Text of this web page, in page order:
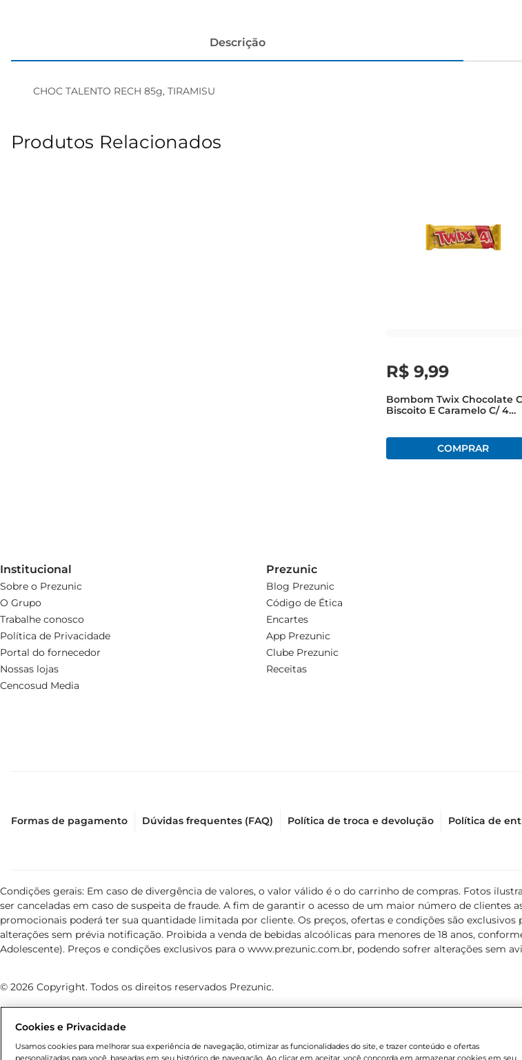
Descrição
CHOC TALENTO RECH 85g, TIRAMISU
Produtos Relacionados
R$ 9,99
Bombom Twix Chocolate
Biscoito E Caramelo C/ 4
Institucional
Sobre o Prezunic
O Grupo
Trabalhe conosco
Política de Privacidade
Portal do fornecedor
Nossas lojas
Cencosud Media
Prezunic
Blog Prezunic
Código de Ética
Encartes
App Prezunic
Clube Prezunic
Receitas
Formas de pagamento Dúvidas frequentes (FAQ) Política de troca e devolução Política de
Condições gerais: Em caso de divergência de valores, o valor válido é o do carrinho de compras. Fotos
ser canceladas em caso de suspeita de fraude. A fim de garantir o acesso de um maior número de clientes
promocionais poderá ter sua quantidade limitada por cliente. Os preços, ofertas e condições são
alterações sem prévia notificação. Proibida a venda de bebidas alcoólicas para menores de 18 anos,
Adolescente). Preços e condições exclusivos para o www.prezunic.com.br, podendo sofrer alterações sem
© 2026 Copyright. Todos os direitos reservados Prezunic.
Cookies e Privacidade
Usamos cookies para melhorar sua experiência de navegação, otimizar as funcionalidades do site, e trazer conteúdo e ofertas
personalizadas para você, baseadas em seu histórico de navegação. Ao clicar em aceitar, você concorda em armazenar cookies em seu